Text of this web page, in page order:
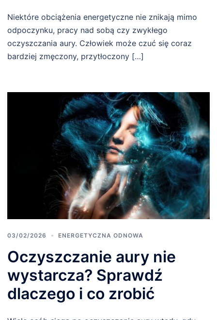
Niektóre obciążenia energetyczne nie znikają mimo
odpoczynku, pracy nad sobą czy zwykłego
oczyszczania aury. Człowiek może czuć się coraz
bardziej zmęczony, przytłoczony […]
03/02/2026 ENERGETYCZNA ODNOWA
Oczyszczanie aury nie
wystarcza? Sprawdź
dlaczego i co zrobić